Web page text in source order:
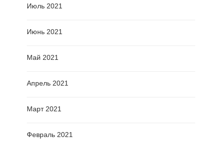
Июль 2021
Июнь 2021
Май 2021
Апрель 2021
Март 2021
Февраль 2021